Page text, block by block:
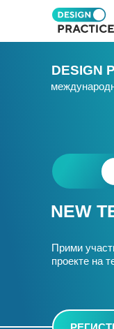
Прими
проекте на
DESIGN
NEW